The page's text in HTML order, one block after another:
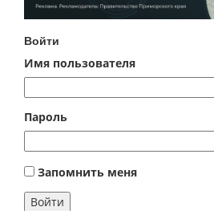
Войти
Имя пользователя
Пароль
Запомнить меня
Войти